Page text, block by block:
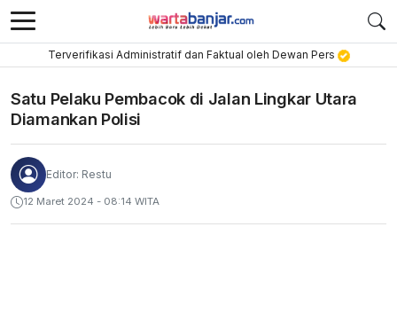
Terverifikasi Administratif dan Faktual oleh Dewan Pers
Satu Pelaku Pembacok di Jalan Lingkar Utara
Diamankan Polisi
Editor: Restu
12 Maret 2024 - 08:14 WITA